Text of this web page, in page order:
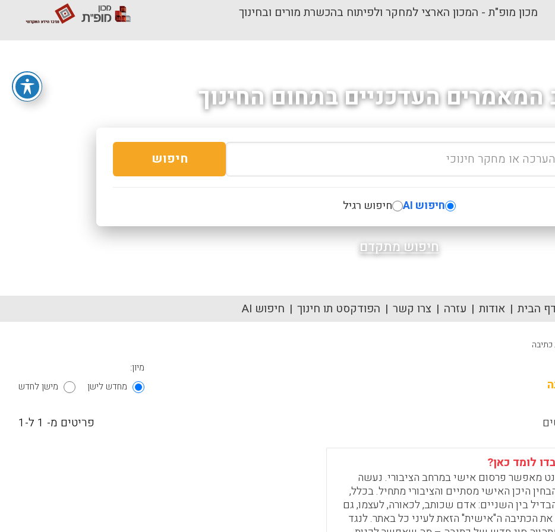
מכון מופ"ת - המכון הארצי למחקר ולפיתוח בהכשרת מורים ובחינוך
המאמרים העדכניים בתחום החינוך
חיפוש
חיפוש AI חיפוש רגיל
חיפוש מתקדם
הבית אודות עזרה צרו קשר הפודקסט תו חינוך חיפוש AI
כתיבה
מיון:
מחדש לישן
מישן לחדש
פריטים מ- 1 ל-1
לומד כאן?
מאפשר פרסום אישי במרחב הציבורי. נעשה
היכן האישי מסתיים והציבורי מתחיל. בכלל,
בין השניים: אדם שכותב, לכאורה, לעצמו, גם
הכתיבה ה"אישית" הזאת לעיני כל באתר. לנגד